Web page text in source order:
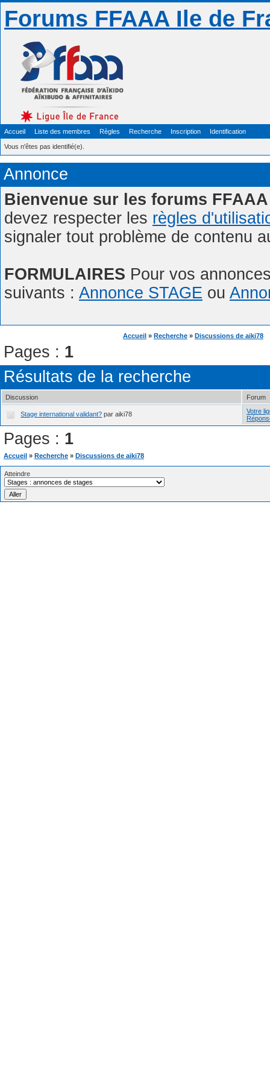
Forums FFAAA Ile de
Accueil Liste des membres Règles Recherche Inscription Identification
Vous n'êtes pas identifié(e).
Annonce
Bienvenue sur les forums FFAAA
devez respecter les règles
signaler tout problème de contenu
FORMULAIRES Pour vos
suivants : Annonce STAGE ou
Accueil » Recherche » Discussions de aiki78
Pages : 1
Résultats de la recherche
Discussion Forum
Stage international validant? par aiki78
Votre
Pages : 1
Accueil » Recherche » Discussions de aiki78
Atteindre